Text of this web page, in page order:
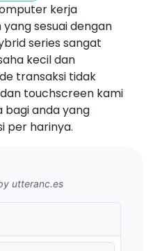
kerja
sesuai dengan
series sangat
kecil dan
transaksi tidak
touchscreen kami
anda yang
per harinya.